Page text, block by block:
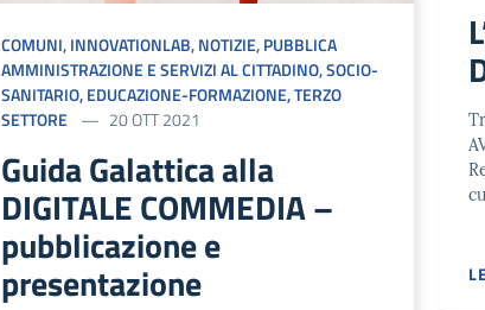
COMUNI,INNOVATIONLAB,NOTIZIE,PUBBLICA
AMMINISTRAZIONE E SERVIZI AL CITTADINO,SOCIO-
SANITARIO, EDUCAZIONE-FORMAZIONE, TERZO
SETTORE
20 OTT 2021
Guida Galattica alla
DIGITALE COMMEDIA –
pubblicazione e
presentazione